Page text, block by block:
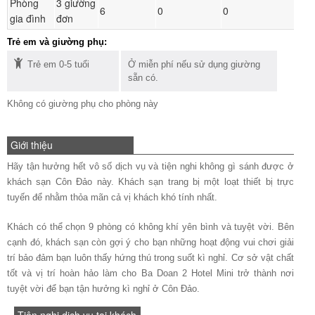
gia đình
đơn
6 0 0
Trẻ em và giường phụ:
Trẻ em 0-5 tuổi
Ở miễn phí nếu sử dụng giường
sẵn có.
Không có giường phụ cho phòng này
Giới thiệu
Hãy tận hưởng hết vô số dịch vụ và tiện nghi không gì sánh được ở
khách sạn Côn Đảo này. Khách sạn trang bị một loạt thiết bị trực
tuyến để nhằm thỏa mãn cả vị khách khó tính nhất.
Khách có thể chọn 9 phòng có không khí yên bình và tuyệt vời. Bên
cạnh đó, khách sạn còn gợi ý cho bạn những hoạt động vui chơi giải
trí bảo đảm bạn luôn thấy hứng thú trong suốt kì nghỉ. Cơ sở vật chất
tốt và vị trí hoàn hảo làm cho Ba Doan 2 Hotel Mini trở thành nơi
tuyệt vời để bạn tận hưởng kì nghỉ ở Côn Đảo.